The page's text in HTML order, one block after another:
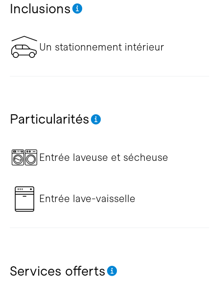
Inclusions
Un stationnement intérieur
Particularités
Entrée laveuse et sécheuse
Entrée lave-vaisselle
Services offerts